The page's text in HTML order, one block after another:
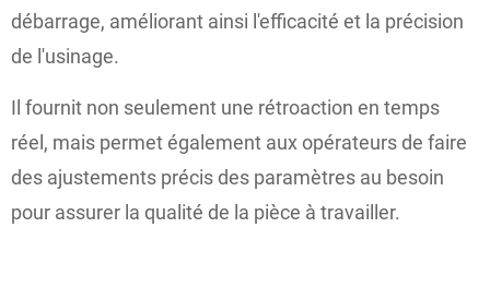
débarrage, améliorant ainsi l'efficacité et la précision
de l'usinage.
Il fournit non seulement une rétroaction en temps
réel, mais permet également aux opérateurs de faire
des ajustements précis des paramètres au besoin
pour assurer la qualité de la pièce à travailler.